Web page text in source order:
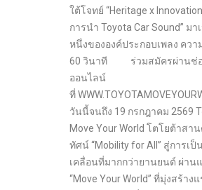
ใต้โจทย์ “Heritage x
การนำ Toyota Car Sound” ม
หนึ่งขององค์ประกอบเพลง ควา
60 วินาที ร่วมสมัครผ่านช่อ
ออนไลน์
ที่
วันนี้จนถึง 19 กรกฎาคม 2569
Move Your World โตโยต้าสา
ทัศน์ “Mobility for All” สู่การเ
เคลื่อนที่มากกว่ายานยนต์ ผ่าน
“Move Your World” ที่มุ่งสร้าง